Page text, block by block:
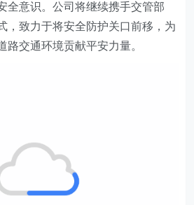
全意识。公司将继续携手交管部
，致力于将安全防护关口前移，为
路交通环境贡献平安力量。